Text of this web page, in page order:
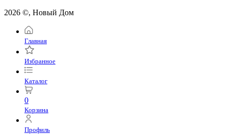
2026 ©, Новый Дом
Главная
Избранное
Каталог
0
Корзина
Профиль